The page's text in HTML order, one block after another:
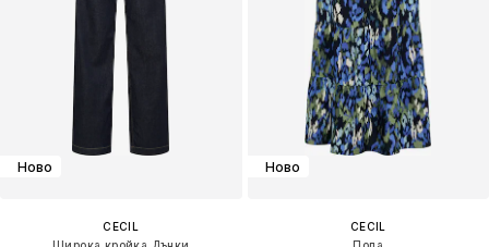
Ново
CECIL
Ново
CECIL